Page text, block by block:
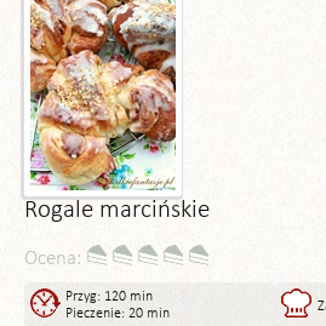
Rogale marcińskie
Ocena:
Przyg: 120 min
Pieczenie: 20 min